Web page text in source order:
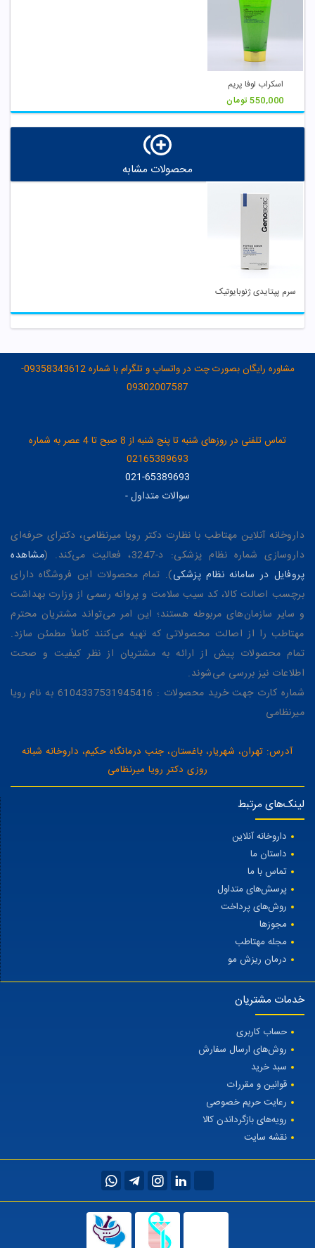
اسکراب لوفا پریم
550,000 تومان
محصولات مشابه
سرم پپتایدی ژنوبایوتیک
مشاوره رایگان بصورت چت در واتساپ و تلگرام با شماره 09358343612-
09302007587
تماس تلفنی در روزهای شنبه تا پنج شنبه از 8 صبح تا 4 عصر به شماره
02165389693
021-65389693
سوالات متداول-
داروخانه آنلاین مهتاطب با نظارت دکتر رویا میرنظامی، دکترای حرفه‌ای
داروسازی شماره نظام پزشکی: د-3247، فعالیت می‌کند. (
مشاهده
پروفایل در سامانه نظام پزشکی). تمام محصولات این فروشگاه دارای
برچسب اصالت کالا، کد سیب سلامت و پروانه رسمی از وزارت بهداشت
و سایر سازمان‌های مربوطه هستند؛ این امر می‌تواند مشتریان محترم
مهتاطب را از اصالت محصولاتی که تهیه می‌کنند کاملاً مطمئن سازد.
تمام محصولات پیش از ارائه به مشتریان از نظر کیفیت و صحت
اطلاعات نیز بررسی می‌شوند.
شماره کارت جهت خرید محصولات : 6104337531945416 به نام رویا
میرنظامی
آدرس: تهران، شهریار، باغستان، جنب درمانگاه حکیم، داروخانه شبانه
روزی دکتر رویا میرنظامی
لینک‌های مرتبط
داروخانه آنلاین
داستان ما
تماس با ما
پرسش‌های متداول
روش‌های پرداخت
مجوزها
مجله مهتاطب
درمان ریزش مو
خدمات مشتریان
حساب کاربری
روش‌های ارسال سفارش
سبد خرید
قوانین و مقررات
رعایت حریم خصوصی
رویه‌های بازگرداندن کالا
نقشه سایت